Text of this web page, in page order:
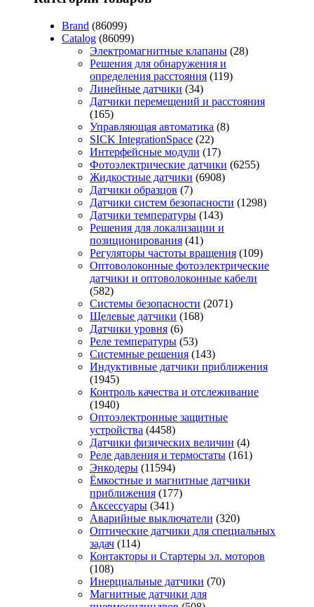
Brand (86099)
Catalog (86099)
Электромагнитные клапаны (28)
Решения для обнаружения и
определения расстояния (119)
Линейные датчики (34)
Датчики перемещений и расстояния
(165)
Управляющая автоматика (8)
SICK IntegrationSpace (22)
Интерфейсные модули (17)
Фотоэлектрические датчики (6255)
Жидкостные датчики (6908)
Датчики образцов (7)
Датчики систем безопасности (1298)
Датчики температуры (143)
Решения для локализации и
позиционирования (41)
Регуляторы частоты вращения (109)
Оптоволоконные фотоэлектрические
датчики и оптоволоконные кабели
(582)
Системы безопасности (2071)
Щелевые датчики (168)
Датчики уровня (6)
Реле температуры (53)
Системные решения (143)
Индуктивные датчики приближения
(1945)
Контроль качества и отслеживание
(1940)
Оптоэлектронные защитные
устройства (4458)
Датчики физических величин (4)
Реле давления и термостаты (161)
Энкодеры (11594)
Ёмкостные и магнитные датчики
приближения (177)
Аксессуары (341)
Аварийные выключатели (320)
Оптические датчики для специальных
задач (114)
Контакторы и Стартеры эл. моторов
(108)
Инерциальные датчики (70)
Магнитные датчики для